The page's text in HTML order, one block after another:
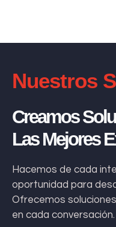
Nuestros
Creamos
Las Mejores
Hacemos de cada
oportunidad para
Ofrecemos
en cada conversación.